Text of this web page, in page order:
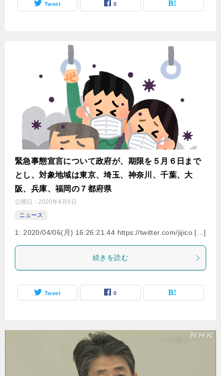
Tweet 0
緊急事態宣言について政府が、期限を５月６日まで
とし、対象地域は東京、埼玉、神奈川、千葉、大
阪、兵庫、福岡の７都府県
公開日： 2020年4月6日
ニュース
1: 2020/04/06(月) 16:26:21.44 https://twitter.com/jijico […]
続きを読む
Tweet 0